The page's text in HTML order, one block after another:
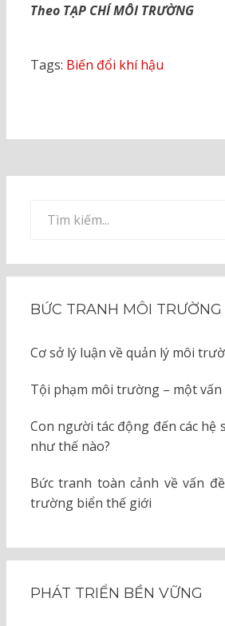
Theo TẠP CHÍ MÔI TRƯỜNG
Tags: Biến đổi khí hậu
kiếm
BỨC TRANH MÔI TRƯỜNG
Cơ sở lý luận về quản lý môi
Tội phạm môi trường – một vấn
Con người tác động đến các hệ
như thế nào?
Bức tranh toàn cảnh về vấn
trường biển thế giới
PHÁT TRIỂN BỀN VỮNG